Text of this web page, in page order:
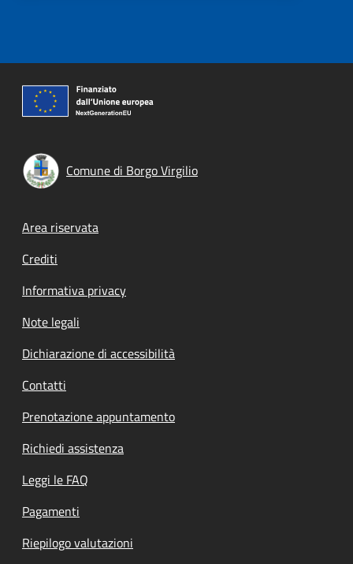
Comune di Borgo Virgilio
Footer menu
Area riservata
Crediti
Informativa privacy
Note legali
Dichiarazione di accessibilità
Contatti
Prenotazione appuntamento
Richiedi assistenza
Leggi le FAQ
Pagamenti
Riepilogo valutazioni